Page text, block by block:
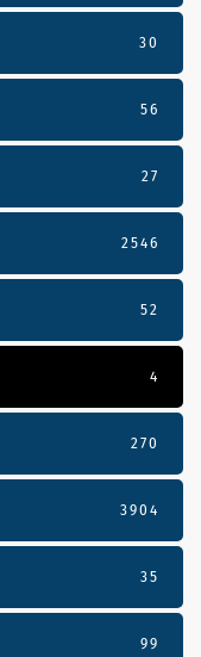
30
56
27
2546
52
4
270
3904
35
99